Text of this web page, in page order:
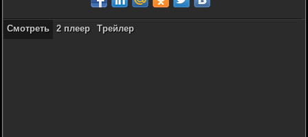
Смотреть 2 плеер Трейлер